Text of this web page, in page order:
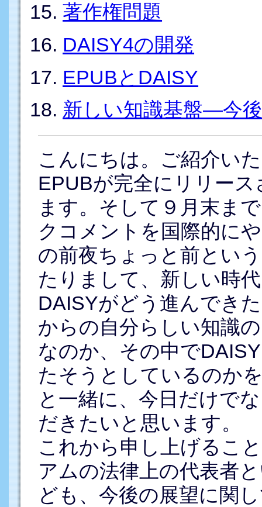
著作権問題
DAISY4の開発
EPUBとDAISY
新しい知識基盤―今
こんにちは。ご紹介い
EPUBが完全にリリー
ます。そして９月末ま
クコメントを国際的に
の前夜ちょっと前とい
たりまして、新しい時
DAISYがどう進んでき
からの自分らしい知識
なのか、その中で
たそうとしているのか
と一緒に、今日だけで
だきたいと思います。
これから申し上げるこ
アムの法律上の代表者
ども、今後の展望に関